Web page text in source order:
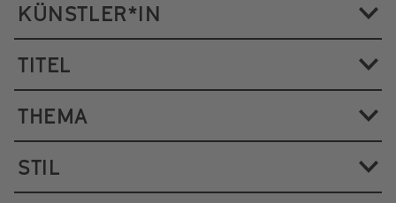
KÜNSTLER*IN
TITEL
THEMA
STIL